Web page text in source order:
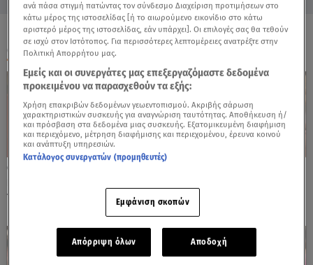
ΟΛΑ ΤΑ ΒΙΝΤΕΟ
Cash or Trash: Η Μάρω
Της!
ανά πάσα στιγμή πατώντας τον σύνδεσμο Διαχείριση προτιμήσεων στο
κάτω μέρος της ιστοσελίδας [ή το αιωρούμενο εικονίδιο στο κάτω
αριστερό μέρος της ιστοσελίδας, εάν υπάρχει]. Οι επιλογές σας θα τεθούν
σε ισχύ στον Ιστότοπος. Για περισσότερες λεπτομέρειες ανατρέξτε στην
Πολιτική Απορρήτου μας.
Εμείς και οι συνεργάτες μας επεξεργαζόμαστε δεδομένα
προκειμένου να παρασχεθούν τα εξής:
Χρήση επακριβών δεδομένων γεωεντοπισμού. Ακριβής σάρωση
χαρακτηριστικών συσκευής για αναγνώριση ταυτότητας. Αποθήκευση ή/
και πρόσβαση στα δεδομένα μιας συσκευής. Εξατομικευμένη διαφήμιση
και περιεχόμενο, μέτρηση διαφήμισης και περιεχομένου, έρευνα κοινού
και ανάπτυξη υπηρεσιών.
Κατάλογος συνεργατών (προμηθευτές)
Εμφάνιση σκοπών
Απόρριψη όλων Αποδοχή